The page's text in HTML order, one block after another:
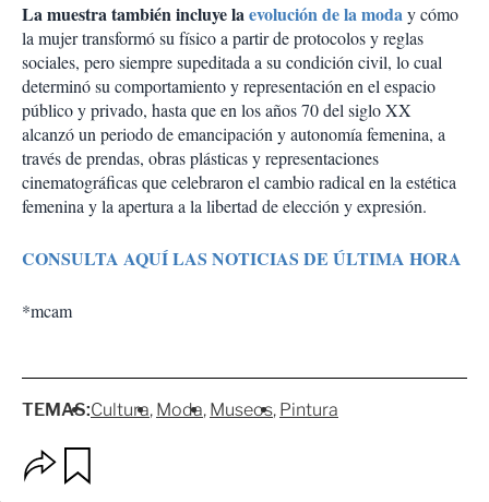
La muestra también incluye laevolución de la moday cómo
la mujer transformó su físico a partir de protocolos y reglas
sociales, pero siempre supeditada a su condición civil, lo cual
determinó su comportamiento y representación en el espacio
público y privado, hasta que en los años 70 del siglo XX
alcanzó un periodo de emancipación y autonomía femenina, a
través de prendas, obras plásticas y representaciones
cinematográficas que celebraron el cambio radical en la estética
femenina y la apertura a la libertad de elección y expresión.
CONSULTA AQUÍ LAS NOTICIAS DE ÚLTIMA HORA
*mcam
TEMAS:Cultura Moda Museos Pintura